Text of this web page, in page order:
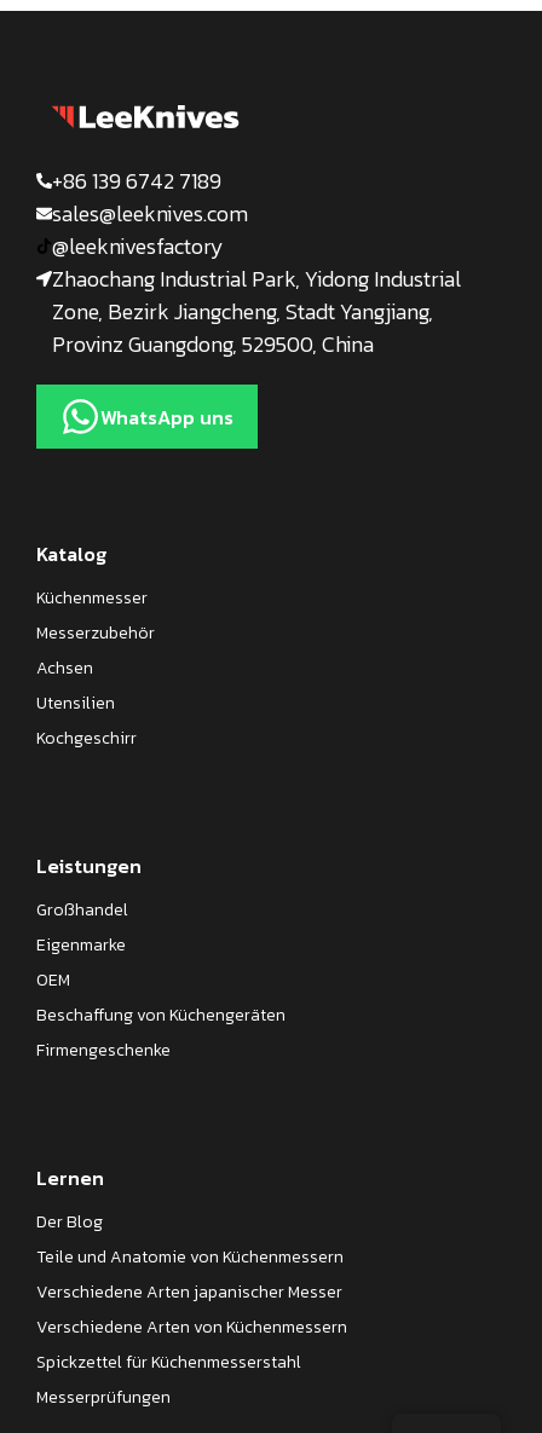
+86 139 6742 7189
sales@leeknives.com
@leeknivesfactory
Zhaochang Industrial Park, Yidong Industrial
Zone, Bezirk Jiangcheng, Stadt Yangjiang,
Provinz Guangdong, 529500, China
WhatsApp uns
Katalog
Küchenmesser
Messerzubehör
Achsen
Utensilien
Kochgeschirr
Leistungen
Großhandel
Eigenmarke
OEM
Beschaffung von Küchengeräten
Firmengeschenke
Lernen
Der Blog
Teile und Anatomie von Küchenmessern
Verschiedene Arten japanischer Messer
Verschiedene Arten von Küchenmessern
Spickzettel für Küchenmesserstahl
Messerprüfungen